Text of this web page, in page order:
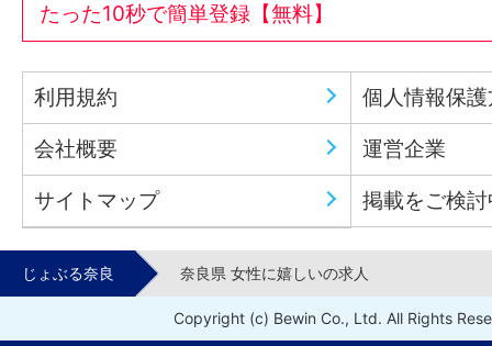
たった10秒で簡単登録【無料】
利用規約 個人情報保
会社概要 運営企業
サイトマップ 掲載をご検
じょぶる奈良 奈良県 女性に嬉しいの求人
Copyright (c) Bewin Co., Ltd. All Rights